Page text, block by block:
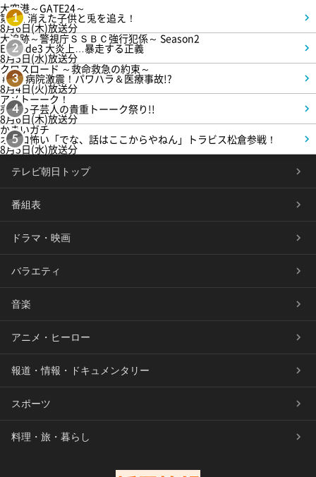
1
大空港～GATE24～
第3話 消えた子供と兎を追え！
8月6日(木)放送分
2
大追跡～警視庁ＳＳＢＣ強行犯係～ Season2
Episode3 大炎上…暴走する正義
8月5日(水)放送分
3
クロスロード ～救命救急の約束～
＃5 病院激震！パワハラ＆医療事故!?
8月4日(火)放送分
4
アメトーーク！
売れっ子芸人の貴重トーーク祭り!!
8月6日(木)放送分
5
かまいガチ
オモロ怖い「でな、話はここからやねん」トラビス松倉参戦！
8月5日(水)放送分
テレビ朝日トップ
番組表
ドラマ・映画
バラエティ
音楽
アニメ・ヒーロー
報道・情報・ドキュメンタリー
スポーツ
料理・旅・暮らし